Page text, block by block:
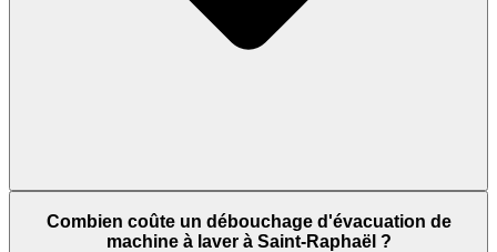
Combien coûte un débouchage d'évacuation de
machine à laver à Saint-Raphaël ?